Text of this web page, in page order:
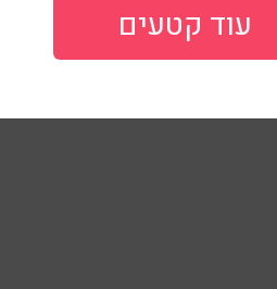
עוד קטעים